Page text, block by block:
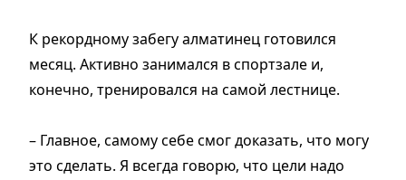
К рекордному забегу алматинец готовился
месяц. Активно занимался в спортзале и,
конечно, тренировался на самой лестнице.
– Главное, самому себе смог доказать, что могу
это сделать. Я всегда говорю, что цели надо